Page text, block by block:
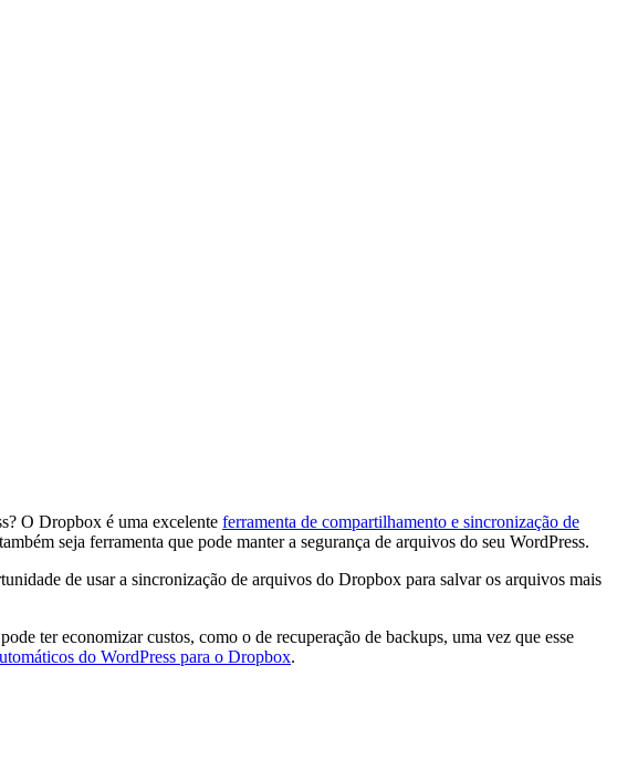
O Dropbox é uma excelente ferramenta de compartilhamento e sincronização de
seja ferramenta que pode manter a segurança de arquivos do seu WordPress.
de usar a sincronização de arquivos do Dropbox para salvar os arquivos mais
ter economizar custos, como o de recuperação de backups, uma vez que esse
do WordPress para o Dropbox.